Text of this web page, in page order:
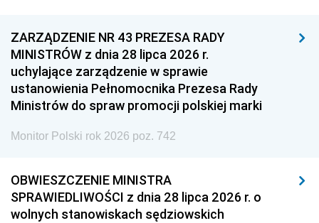
ZARZĄDZENIE NR 43 PREZESA RADY
MINISTRÓW z dnia 28 lipca 2026 r.
uchylające zarządzenie w sprawie
ustanowienia Pełnomocnika Prezesa Rady
Ministrów do spraw promocji polskiej marki
Monitor Polski rok 2026 poz. 742
OBWIESZCZENIE MINISTRA
SPRAWIEDLIWOŚCI z dnia 28 lipca 2026 r. o
wolnych stanowiskach sędziowskich